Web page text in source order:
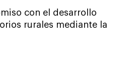
con el desarrollo
rurales mediante la